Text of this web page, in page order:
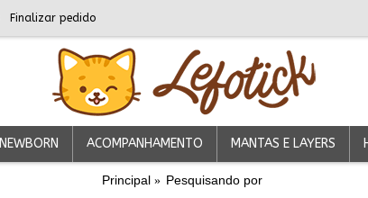
Finalizar pedido
NEWBORN ACOMPANHAMENTO MANTAS E LAYERS
Principal Pesquisando por